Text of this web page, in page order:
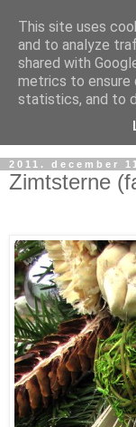
2011. december
Zimtsterne
This site uses
and to analyze
shared with
metrics to ensure
statistics, and to